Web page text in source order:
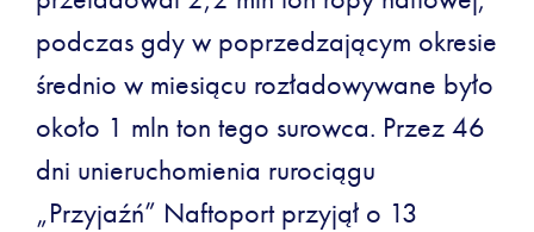
podczas gdy w poprzedzającym okresie
średnio w miesiącu rozładowywane było
około 1 mln ton tego surowca. Przez 46
dni unieruchomienia rurociągu
„Przyjaźń” Naftoport przyjął o 13